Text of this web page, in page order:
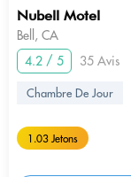
Nubell Motel
Bell, CA
4.2 / 5
35 Avis
Chambre De Jour
1.03 Jetons